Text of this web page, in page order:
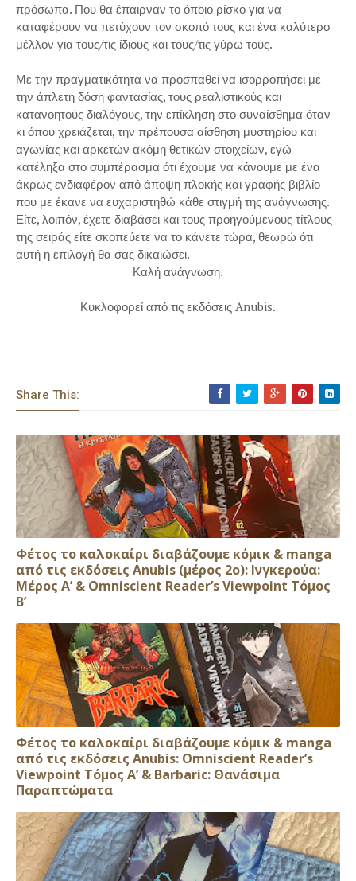
πρόσωπα. Που θα έπαιρναν το όποιο ρίσκο για να
καταφέρουν να πετύχουν τον σκοπό τους και ένα καλύτερο
μέλλον για τους/τις ίδιους και τους/τις γύρω τους.
Με την πραγματικότητα να προσπαθεί να ισορροπήσει με
την άπλετη δόση φαντασίας, τους ρεαλιστικούς και
κατανοητούς διαλόγους, την επίκληση στο συναίσθημα όταν
κι όπου χρειάζεται, την πρέπουσα αίσθηση μυστηρίου και
αγωνίας και αρκετών ακόμη θετικών στοιχείων, εγώ
κατέληξα στο συμπέρασμα ότι έχουμε να κάνουμε με ένα
άκρως ενδιαφέρον από άποψη πλοκής και γραφής βιβλίο
που με έκανε να ευχαριστηθώ κάθε στιγμή της ανάγνωσης.
Είτε, λοιπόν, έχετε διαβάσει και τους προηγούμενους τίτλους
της σειράς είτε σκοπεύετε να το κάνετε τώρα, θεωρώ ότι
αυτή η επιλογή θα σας δικαιώσει.
Καλή ανάγνωση.
Κυκλοφορεί από τις εκδόσεις Anubis.
Share This:
Φέτος το καλοκαίρι διαβάζουμε κόμικ & manga
από τις εκδόσεις Anubis (μέρος 2ο): Ινγκερούα:
Μέρος Α’ & Omniscient Reader’s Viewpoint Τόμος
Β’
Φέτος το καλοκαίρι διαβάζουμε κόμικ & manga
από τις εκδόσεις Anubis: Omniscient Reader’s
Viewpoint Τόμος Α’ & Barbaric: Θανάσιμα
Παραπτώματα